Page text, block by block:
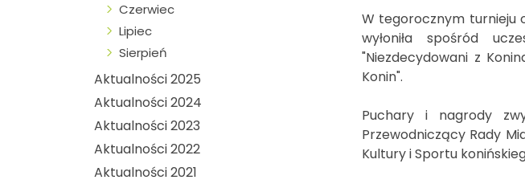
Czerwiec
Lipiec
Sierpień
Aktualności 2025
Aktualności 2024
Aktualności 2023
Aktualności 2022
Aktualności 2021
W tegorocznym turnieju
wyłoniła spośród
"Niezdecydowani z
Konin".
Puchary i nagrody
Przewodniczący Rady
Kultury i Sportu